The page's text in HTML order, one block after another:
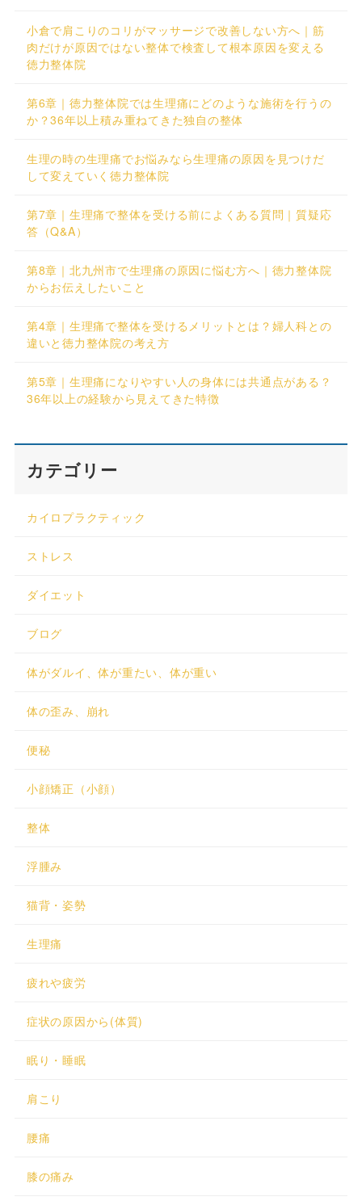
小倉で肩こりのコリがマッサージで改善しない方へ｜筋
肉だけが原因ではない整体で検査して根本原因を変える
徳力整体院
第6章｜徳力整体院では生理痛にどのような施術を行うの
か？36年以上積み重ねてきた独自の整体
生理の時の生理痛でお悩みなら生理痛の原因を見つけだ
して変えていく徳力整体院
第7章｜生理痛で整体を受ける前によくある質問｜質疑応
答（Q&A）
第8章｜北九州市で生理痛の原因に悩む方へ｜徳力整体院
からお伝えしたいこと
第4章｜生理痛で整体を受けるメリットとは？婦人科との
違いと徳力整体院の考え方
第5章｜生理痛になりやすい人の身体には共通点がある？
36年以上の経験から見えてきた特徴
カテゴリー
カイロプラクティック
ストレス
ダイエット
ブログ
体がダルイ、体が重たい、体が重い
体の歪み、崩れ
便秘
小顔矯正（小顔）
整体
浮腫み
猫背・姿勢
生理痛
疲れや疲労
症状の原因から(体質)
眠り・睡眠
肩こり
腰痛
膝の痛み